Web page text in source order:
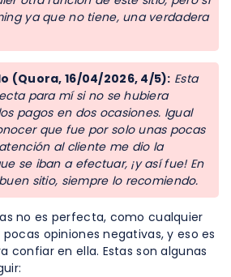
ya que no tiene, una verdadera
(Quora, 16/04/2026, 4/5): Esta
para mí si no se hubiera
pagos en dos ocasiones. Igual
que fue por solo unas pocas
al cliente me dio la
se iban a efectuar, ¡y así fue! En
sitio, siempre lo recomiendo.
no es perfecta, como cualquier
opiniones negativas, y eso es
confiar en ella. Estas son algunas